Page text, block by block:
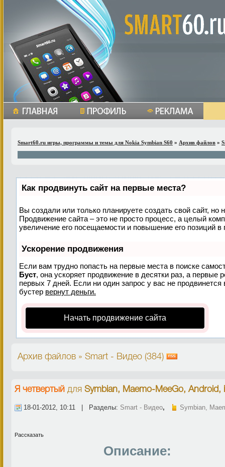
Smart60.ru игры, программы и темы для Nokia Symbian S60 » Архив файлов »
Как продвинуть сайт на первые места?
Вы создали или только планируете создать свой сайт, но
Продвижение сайта – это не просто процесс, а целый
увеличение его посещаемости и повышение его позиций в
Ускорение продвижения
Если вам трудно попасть на первые места в поиске
Буст, она ускоряет продвижение в десятки раз, а первые
первых 7 дней. Если ни один запрос у вас не
бустер вернут деньги.
Начать продвижение сайта
Архив файлов » Smart - Видео (384)
Я четвертый для Symbian, Maemo-MeeGo, Android,
18-01-2012, 10:11 | Разделы: Smart - Видео, Symbian,
Рассказать
Описание: